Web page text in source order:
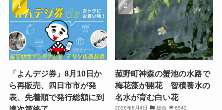
「よんデジ券」8月10日か
ら再販売、四日市市が発
表、先着順で発行総額に到
菰野町神森の蟹池の水路で
梅花藻が開花 智積養水の
名水が育む白い花
2026年8月4日 総合 6542